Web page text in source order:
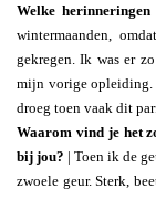
Welke
wintermaanden,
gekregen. Ik was er
mijn vorige opleiding.
droeg toen vaak dit
Waarom vind je het
bij jou? | Toen ik de
zwoele geur. Sterk,